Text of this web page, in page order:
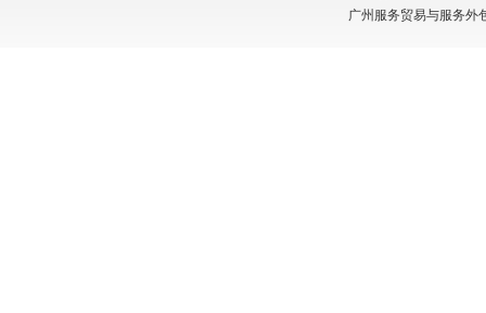
广州服务贸易与服务外